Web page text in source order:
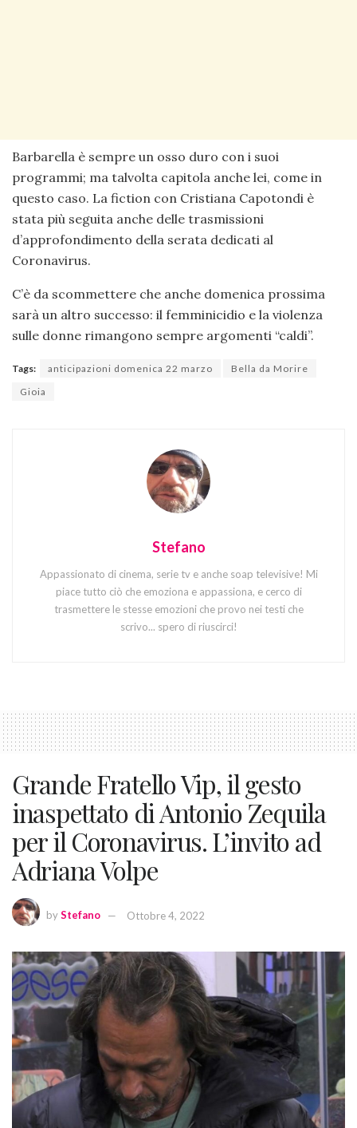
Barbarella è sempre un osso duro con i suoi
programmi; ma talvolta capitola anche lei, come in
questo caso. La fiction con Cristiana Capotondi è
stata più seguita anche delle trasmissioni
d’approfondimento della serata dedicati al
Coronavirus.
C’è da scommettere che anche domenica prossima
sarà un altro successo: il femminicidio e la violenza
sulle donne rimangono sempre argomenti “caldi”.
Tags: anticipazioni domenica 22 marzo
Bella da Morire
Gioia
Stefano
Appassionato di cinema, serie tv e anche soap televisive! Mi
piace tutto ciò che emoziona e appassiona, e cerco di
trasmettere le stesse emozioni che provo nei testi che
scrivo... spero di riuscirci!
Grande Fratello Vip, il gesto
inaspettato di Antonio Zequila
per il Coronavirus. L’invito ad
Adriana Volpe
byStefano Ottobre 4, 2022